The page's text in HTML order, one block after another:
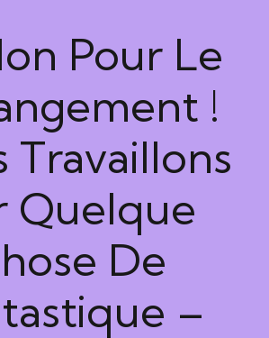
Pour Le
!
Travaillons
Quelque
De
–